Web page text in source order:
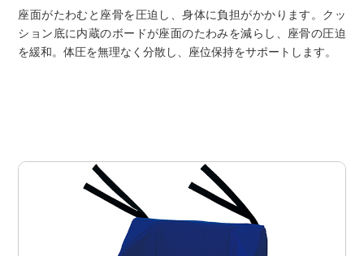
座面がたわむと座骨を圧迫し、身体に負担がかかります。クッ
ション底に内蔵のボードが座面のたわみを減らし、座骨の圧迫
を緩和。体圧を無理なく分散し、座位保持をサポートします。